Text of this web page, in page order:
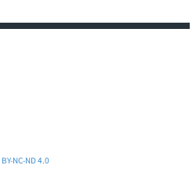
NC-ND 4.0